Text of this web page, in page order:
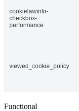
cookielawinfo-
checkbox-
performance
viewed_cookie_policy
Functional